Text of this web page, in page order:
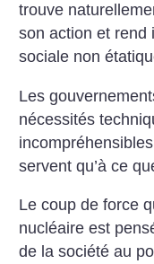
trouve
son action et rend
sociale non
Les
nécessités
servent qu’à ce
Le coup de force
nucléaire est
de la société au